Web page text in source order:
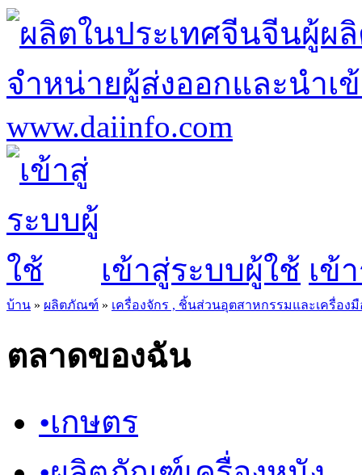
เข้าสู่ระบบผู้ใช้ เข้
บ้าน » ผลิตภัณฑ์ » เครื่องจักร , ชิ้นส่วนอุตสาหกรรมและเครื่อง
ตลาดของฉัน
•เกษตร